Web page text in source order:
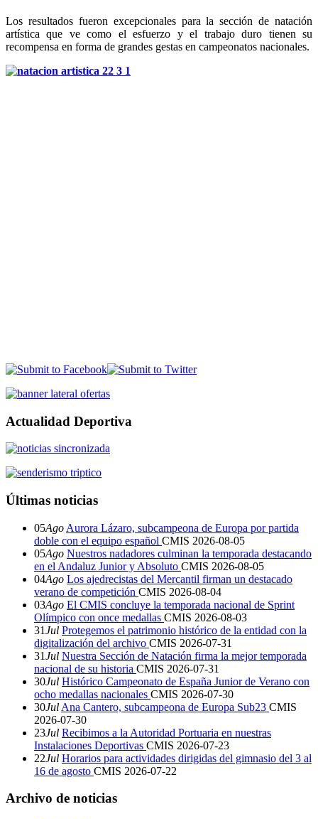
Los resultados fueron excepcionales para la sección de natación
artística que ve como el esfuerzo y el trabajo duro tienen su
recompensa en forma de grandes gestas en campeonatos nacionales.
Actualidad Deportiva
Últimas noticias
05Ago Aurora Lázaro, subcampeona de Europa por partida
doble con el equipo español CMIS 2026-08-05
05Ago Nuestros nadadores culminan la temporada destacando
en el Andaluz Junior y Absoluto CMIS 2026-08-05
04Ago Los ajedrecistas del Mercantil firman un destacado
verano de competición CMIS 2026-08-04
03Ago El CMIS concluye la temporada nacional de Sprint
Olímpico con once medallas CMIS 2026-08-03
31Jul Protegemos el patrimonio histórico de la entidad con la
digitalización del archivo CMIS 2026-07-31
31Jul Nuestra Sección de Natación firma la mejor temporada
nacional de su historia CMIS 2026-07-31
30Jul Histórico Campeonato de España Junior de Verano con
ocho medallas nacionales CMIS 2026-07-30
30Jul Ana Cantero, subcampeona de Europa Sub23 CMIS
2026-07-30
23Jul Recibimos a la Autoridad Portuaria en nuestras
Instalaciones Deportivas CMIS 2026-07-23
22Jul Horarios para actividades dirigidas del gimnasio del 3 al
16 de agosto CMIS 2026-07-22
Archivo de noticias